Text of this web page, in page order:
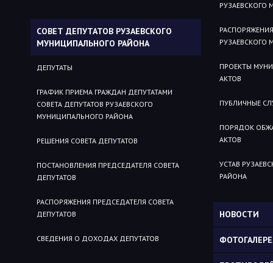
СОВЕТ ДЕПУТАТОВ РУЗАЕВСКОГО
МУНИЦИПАЛЬНОГО РАЙОНА
ДЕПУТАТЫ
ГРАФИК ПРИЕМА ГРАЖДАН ДЕПУТАТАМИ
СОВЕТА ДЕПУТАТОВ РУЗАЕВСКОГО
МУНИЦИПАЛЬНОГО РАЙОНА
РЕШЕНИЯ СОВЕТА ДЕПУТАТОВ
ПОСТАНОВЛЕНИЯ ПРЕДСЕДАТЕЛЯ СОВЕТА
ДЕПУТАТОВ
РАСПОРЯЖЕНИЯ ПРЕДСЕДАТЕЛЯ СОВЕТА
ДЕПУТАТОВ
СВЕДЕНИЯ О ДОХОДАХ ДЕПУТАТОВ
РУЗАЕВСКОГО
РУЗАЕВСКОГО
ПРОЕКТЫ
АКТОВ
ПУБЛИЧНЫЕ
ПОРЯДОК
АКТОВ
УСТАВ
РАЙОНА
НОВОСТИ